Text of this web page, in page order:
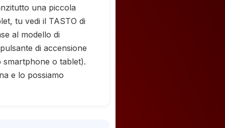
una piccola
tu vedi il TASTO di
al modello di
di accensione
o tablet).
e lo possiamo